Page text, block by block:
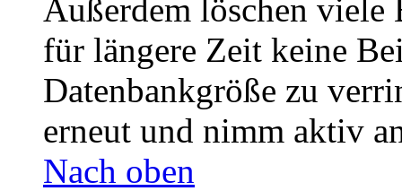
Außerdem löschen viele
für längere Zeit keine
Datenbankgröße zu
erneut und nimm aktiv
Nach oben